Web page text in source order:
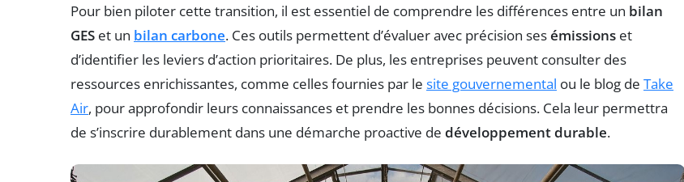
Pour bien piloter cette transition, il est essentiel de comprendre les différences entre un bilan
GES et un bilan carbone. Ces outils permettent d’évaluer avec précision sesémissions et
d’identifier les leviers d’action prioritaires. De plus, les entreprises peuvent consulter des
ressources enrichissantes, comme celles fournies par le site gouvernemental ou le blog de Take
Air, pour approfondir leurs connaissances et prendre les bonnes décisions. Cela leur permettra
de s’inscrire durablement dans une démarche proactive de développement durable.